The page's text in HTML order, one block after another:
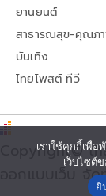
ยานยนต์
สาธารณสุข-คุณภ
บันเทิง
ไทยโพสต์ ทีวี
Copyright©
ออกแบบเว็บ จั
เราใช้คุกกี้เพื่
เว็บไซต์
ยิ